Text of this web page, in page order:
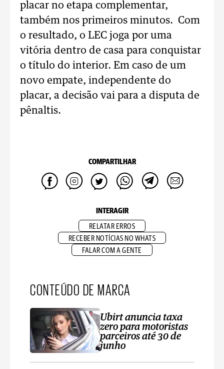
placar no etapa complementar,
também nos primeiros minutos. Com
o resultado, o LEC joga por uma
vitória dentro de casa para conquistar
o título do interior. Em caso de um
novo empate, independente do
placar, a decisão vai para a disputa de
pênaltis.
COMPARTILHAR
INTERAGIR
RELATAR ERROS
RECEBER NOTÍCIAS NO WHATS
FALAR COM A GENTE
CONTEÚDO DE MARCA
Ubirt anuncia taxa
zero para motoristas
parceiros até 30 de
junho